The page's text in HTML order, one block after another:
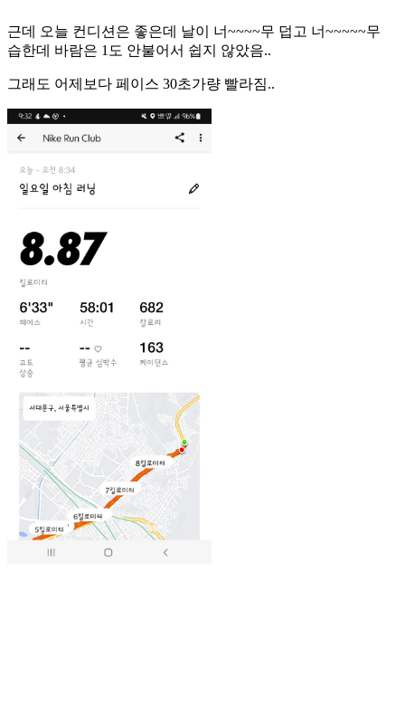
근데 오늘 컨디션은 좋은데 날이 너~~~~무 덥고 너~~~~~무
습한데 바람은 1도 안불어서 쉽지 않았음..
그래도 어제보다 페이스 30초가량 빨라짐..